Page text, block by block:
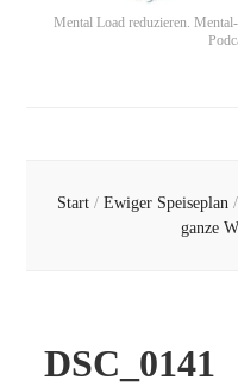
Mental Load reduzieren.
Start / Ewiger Speiseplan /
ganze
DSC_0141